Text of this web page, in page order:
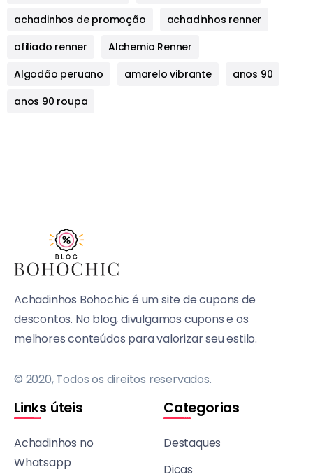
achadinhos de promoção
achadinhos renner
afiliado renner
Alchemia Renner
Algodão peruano
amarelo vibrante
anos 90
anos 90 roupa
Achadinhos Bohochic é um site de cupons de
descontos. No blog, divulgamos cupons e os
melhores conteúdos para valorizar seu estilo.
© 2020, Todos os direitos reservados.
Links úteis
Achadinhos no
Whatsapp
Categorias
Destaques
Dicas